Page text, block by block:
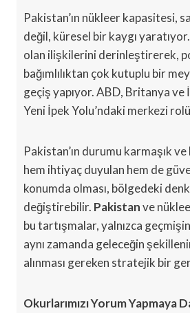
Pakistan’ın nükleer kapasitesi,
değil, küresel bir kaygı
olan ilişkilerini derinleştirerek,
bağımlılıktan çok kutuplu bir
geçiş yapıyor. ABD, Britanya ve
Yeni İpek Yolu’ndaki merkezi
Pakistan’ın durumu karmaşık
hem ihtiyaç duyulan hem de
konumda olması, bölgedeki
değiştirebilir. Pakistanve
bu tartışmalar, yalnızca
aynı zamanda geleceğin
alınması gereken stratejik bir
Okurlarımızı Yorum Yapmaya